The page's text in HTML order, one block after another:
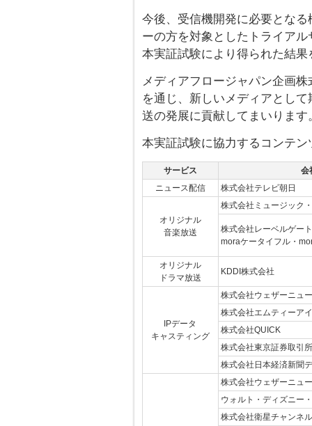
今後、受信機開発に必要とな
ーの方を対象としたトライア
本実証試験により得られた結
メディアフロージャパン企画
を通じ、新しいメディアとし
送の発展に貢献してまいります
本実証試験に協力するコンテ
サービス
会
ニュース配信
株式会社テレビ朝日
オリジナル
音楽放送
株式会社ミュージック
株式会社レーベルゲート
moraケータイフル・
オリジナル
ドラマ放送
KDDI株式会社
IPデータ
キャスティング
株式会社ウェザーニュ
株式会社エムティーアイ
株式会社QUICK
株式会社東京証券取引所
株式会社日本経済新聞
株式会社ウェザーニュ
ウォルト・ディズニー
株式会社衛星チャンネル